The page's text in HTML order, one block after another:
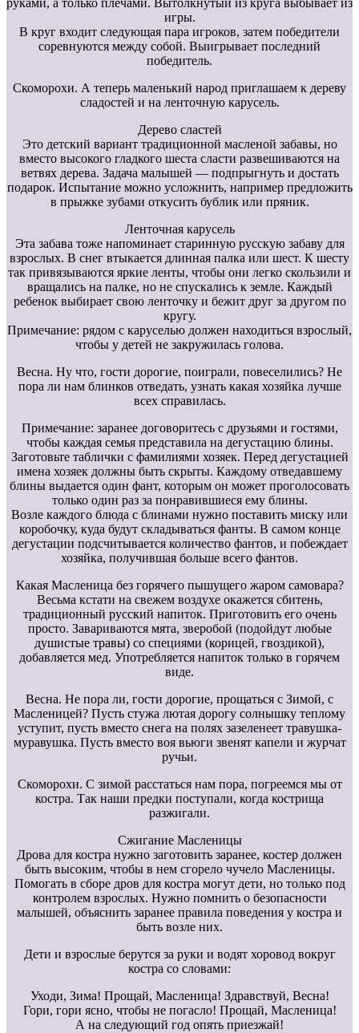
руками, а только плечами. Вытолкнутый из круга выбывает из
игры.
В круг входит следующая пара игроков, затем победители
соревнуются между собой. Выигрывает последний
победитель.
Скоморохи. А теперь маленький народ приглашаем к дереву
сладостей и на ленточную карусель.
Дерево сластей
Это детский вариант традиционной масленой забавы, но
вместо высокого гладкого шеста сласти развешиваются на
ветвях дерева. Задача малышей — подпрыгнуть и достать
подарок. Испытание можно усложнить, например предложить
в прыжке зубами откусить бублик или пряник.
Ленточная карусель
Эта забава тоже напоминает старинную русскую забаву для
взрослых. В снег втыкается длинная палка или шест. К шесту
так привязываются яркие ленты, чтобы они легко скользили и
вращались на палке, но не спускались к земле. Каждый
ребенок выбирает свою ленточку и бежит друг за другом по
кругу.
Примечание: рядом с каруселью должен находиться взрослый,
чтобы у детей не закружилась голова.
Весна. Ну что, гости дорогие, поиграли, повеселились? Не
пора ли нам блинков отведать, узнать какая хозяйка лучше
всех справилась.
Примечание: заранее договоритесь с друзьями и гостями,
чтобы каждая семья представила на дегустацию блины.
Заготовьте таблички с фамилиями хозяек. Перед дегустацией
имена хозяек должны быть скрыты. Каждому отведавшему
блины выдается один фант, которым он может проголосовать
только один раз за понравившиеся ему блины.
Возле каждого блюда с блинами нужно поставить миску или
коробочку, куда будут складываться фанты. В самом конце
дегустации подсчитывается количество фантов, и побеждает
хозяйка, получившая больше всего фантов.
Какая Масленица без горячего пышущего жаром самовара?
Весьма кстати на свежем воздухе окажется сбитень,
традиционный русский напиток. Приготовить его очень
просто. Завариваются мята, зверобой (подойдут любые
душистые травы) со специями (корицей, гвоздикой),
добавляется мед. Употребляется напиток только в горячем
виде.
Весна. Не пора ли, гости дорогие, прощаться с Зимой, с
Масленицей? Пусть стужа лютая дорогу солнышку теплому
уступит, пусть вместо снега на полях зазеленеет травушка-
муравушка. Пусть вместо воя вьюги звенят капели и журчат
ручьи.
Скоморохи. С зимой расстаться нам пора, погреемся мы от
костра. Так наши предки поступали, когда кострища
разжигали.
Сжигание Масленицы
Дрова для костра нужно заготовить заранее, костер должен
быть высоким, чтобы в нем сгорело чучело Масленицы.
Помогать в сборе дров для костра могут дети, но только под
контролем взрослых. Нужно помнить о безопасности
малышей, объяснить заранее правила поведения у костра и
быть возле них.
Дети и взрослые берутся за руки и водят хоровод вокруг
костра со словами:
Уходи, Зима! Прощай, Масленица! Здравствуй, Весна!
Гори, гори ясно, чтобы не погасло! Прощай, Масленица!
А на следующий год опять приезжай!